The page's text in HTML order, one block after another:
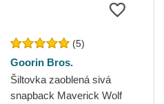
(5)
Goorin Bros.
Šiltovka zaoblená sivá
snapback Maverick Wolf